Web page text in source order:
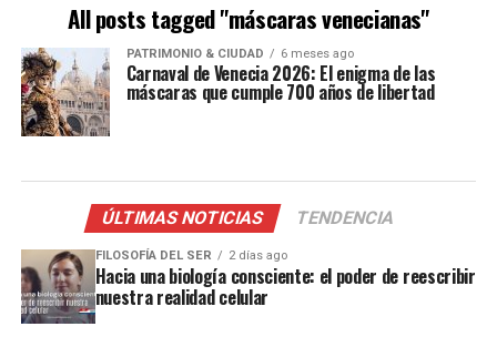
All posts tagged "máscaras venecianas"
PATRIMONIO & CIUDAD 6 meses ago
Carnaval de Venecia 2026: El enigma de las
máscaras que cumple 700 años de libertad
ÚLTIMAS NOTICIAS TENDENCIA
FILOSOFÍA DEL SER 2 días ago
Hacia una biología consciente: el poder de reescribir
nuestra realidad celular